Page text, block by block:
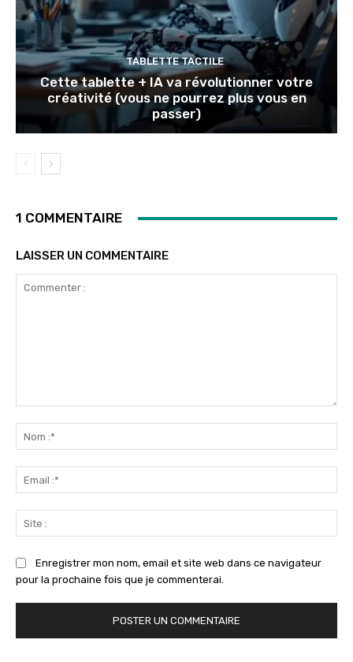
TABLETTE TACTILE
Cette tablette + IA va révolutionner votre
créativité (vous ne pourrez plus vous en
passer)
1 COMMENTAIRE
LAISSER UN COMMENTAIRE
:*
:*
:
Enregistrer mon nom, email et site web dans ce navigateur
pour la prochaine fois que je commenterai.